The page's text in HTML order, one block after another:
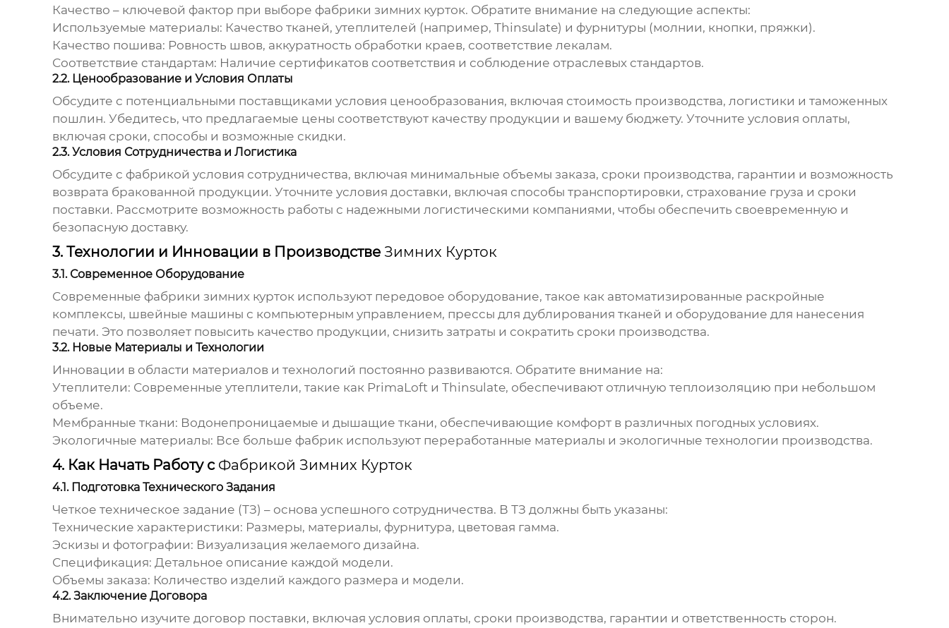
Качество – ключевой фактор при выборе фабрики зимних курток. Обратите внимание на следующие аспекты:
Используемые материалы: Качество тканей, утеплителей (например, Thinsulate) и фурнитуры (молнии, кнопки, пряжки).
Качество пошива: Ровность швов, аккуратность обработки краев, соответствие лекалам.
Соответствие стандартам: Наличие сертификатов соответствия и соблюдение отраслевых стандартов.
2.2. Ценообразование и Условия Оплаты
Обсудите с потенциальными поставщиками условия ценообразования, включая стоимость производства, логистики и таможенных
пошлин. Убедитесь, что предлагаемые цены соответствуют качеству продукции и вашему бюджету. Уточните условия оплаты,
включая сроки, способы и возможные скидки.
2.3. Условия Сотрудничества и Логистика
Обсудите с фабрикой условия сотрудничества, включая минимальные объемы заказа, сроки производства, гарантии и возможность
возврата бракованной продукции. Уточните условия доставки, включая способы транспортировки, страхование груза и сроки
поставки. Рассмотрите возможность работы с надежными логистическими компаниями, чтобы обеспечить своевременную и
безопасную доставку.
3. Технологии и Инновации в Производстве Зимних Курток
3.1. Современное Оборудование
Современные фабрики зимних куртокиспользуют передовое оборудование, такое как автоматизированные раскройные
комплексы, швейные машины с компьютерным управлением, прессы для дублирования тканей и оборудование для нанесения
печати. Это позволяет повысить качество продукции, снизить затраты и сократить сроки производства.
3.2. Новые Материалы и Технологии
Инновации в области материалов и технологий постоянно развиваются. Обратите внимание на:
Утеплители: Современные утеплители, такие как PrimaLoft и Thinsulate, обеспечивают отличную теплоизоляцию при небольшом
объеме.
Мембранные ткани: Водонепроницаемые и дышащие ткани, обеспечивающие комфорт в различных погодных условиях.
Экологичные материалы: Все больше фабрикиспользуют переработанные материалы и экологичные технологии производства.
4. Как Начать Работу с Фабрикой Зимних Курток
4.1. Подготовка Технического Задания
Четкое техническое задание (ТЗ) – основа успешного сотрудничества. В ТЗ должны быть указаны:
Технические характеристики: Размеры, материалы, фурнитура, цветовая гамма.
Эскизы и фотографии: Визуализация желаемого дизайна.
Спецификация: Детальное описание каждой модели.
Объемы заказа: Количество изделий каждого размера и модели.
4.2. Заключение Договора
Внимательно изучите договор поставки, включая условия оплаты, сроки производства, гарантии и ответственность сторон.